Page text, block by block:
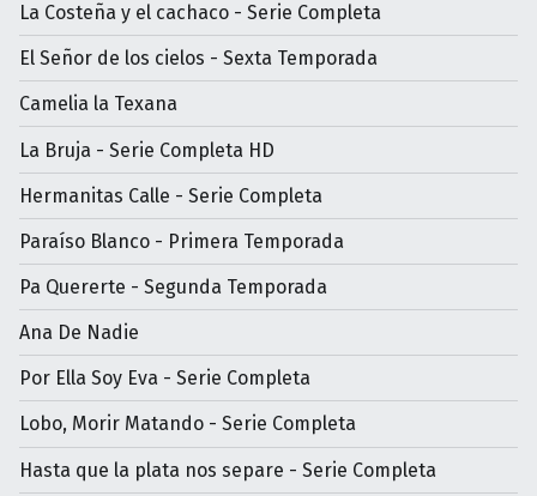
La Costeña y el cachaco - Serie Completa
El Señor de los cielos - Sexta Temporada
Camelia la Texana
La Bruja - Serie Completa HD
Hermanitas Calle - Serie Completa
Paraíso Blanco - Primera Temporada
Pa Quererte - Segunda Temporada
Ana De Nadie
Por Ella Soy Eva - Serie Completa
Lobo, Morir Matando - Serie Completa
Hasta que la plata nos separe - Serie Completa